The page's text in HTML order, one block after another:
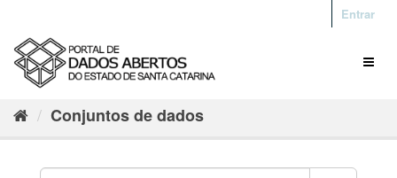
Entrar
Conjuntos de dados